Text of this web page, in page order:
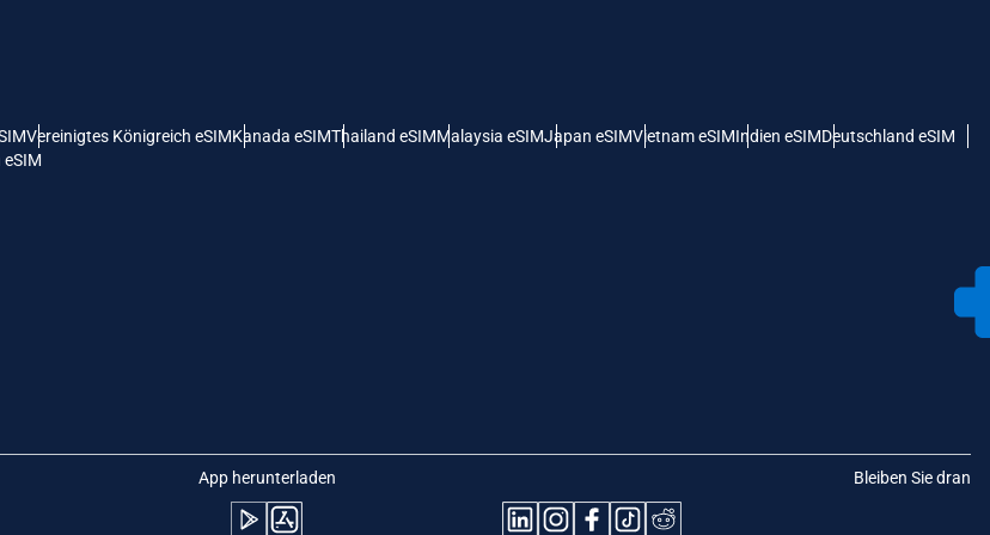
Vereinigtes Königreich eSIMKanada eSIMThailand eSIMMalaysia eSIMJapan eSIMVietnam eSIMIndien eSIMDeutschland eSIM
App herunterladen Bleiben Sie dran
Português
Baht